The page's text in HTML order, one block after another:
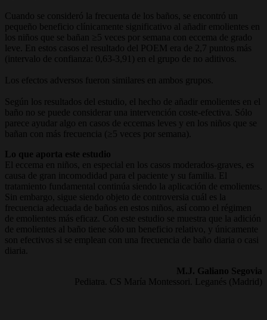
Cuando se consideró la frecuenta de los baños, se encontró un
pequeño beneficio clínicamente significativo al añadir emolientes en
los niños que se bañan ≥5 veces por semana con eccema de grado
leve. En estos casos el resultado del POEM era de 2,7 puntos más
(intervalo de confianza: 0,63-3,91) en el grupo de no aditivos.
Los efectos adversos fueron similares en ambos grupos.
Según los resultados del estudio, el hecho de añadir emolientes en el
baño no se puede considerar una intervención coste-efectiva. Sólo
parece ayudar algo en casos de eccemas leves y en los niños que se
bañan con más frecuencia (≥5 veces por semana).
Lo que aporta este estudio
El eccema en niños, en especial en los casos moderados-graves, es
causa de gran incomodidad para el paciente y su familia. El
tratamiento fundamental continúa siendo la aplicación de emolientes.
Sin embargo, sigue siendo objeto de controversia cuál es la
frecuencia adecuada de baños en estos niños, así como el régimen
de emolientes más eficaz. Con este estudio se muestra que la adición
de emolientes al baño tiene sólo un beneficio relativo, y únicamente
son efectivos si se emplean con una frecuencia de baño diaria o casi
diaria.
M.J. Galiano Segovia
Pediatra. CS María Montessori. Leganés (Madrid)